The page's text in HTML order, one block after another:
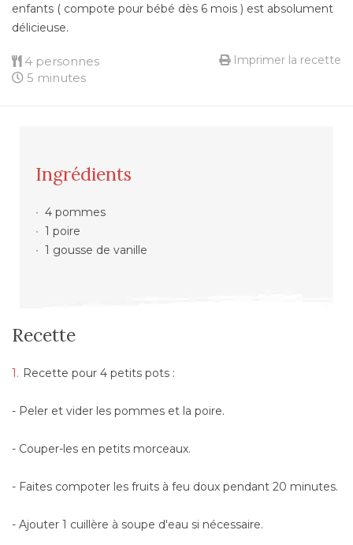
enfants ( compote pour bébé dès 6 mois ) est absolument
délicieuse.
4 personnes
5 minutes
Imprimer la recette
Ingrédients
4 pommes
1 poire
1 gousse de vanille
Recette
Recette pour 4 petits pots :
- Peler et vider les pommes et la poire.
- Couper-les en petits morceaux.
- Faites compoter les fruits à feu doux pendant 20 minutes.
- Ajouter 1 cuillère à soupe d'eau si nécessaire.